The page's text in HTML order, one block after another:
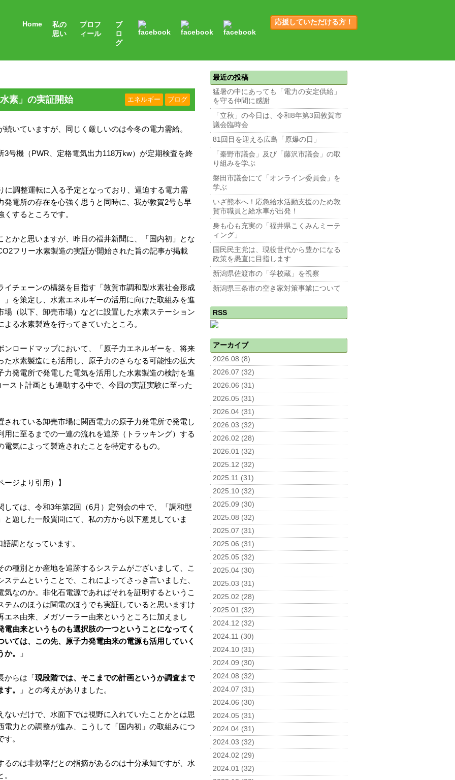
Home
私の
思い
プロフ
ィール
ブ
ロ
グ
応援していただける方！
素」の実証開始 エネルギー ブログ
いていますが、同じく厳しいのは今冬の電力需給。
3号機（PWR、定格電気出力118万kw）が定期検査を終
に調整運転に入る予定となっており、逼迫する電力需
発電所の存在を心強く思うと同時に、我が敦賀2号も早
するところです。
とかと思いますが、昨日の福井新聞に、「国内初」とな
フリー水素製造の実証が開始された旨の記事が掲載
イチェーンの構築を目指す「敦賀市調和型水素社会形成
」を策定し、水素エネルギーの活用に向けた取組みを進
場（以下、卸売市場）などに設置した水素ステーション
る水素製造を行ってきていたところ。
ンロードマップにおいて、「原子力エネルギーを、将来
た水素製造にも活用し、原子力のさらなる可能性の拡大
力発電所で発電した電気を活用した水素製造の検討を進
スト計画とも連動する中で、今回の実証実験に至った
されている卸売市場に関西電力の原子力発電所で発電し
用に至るまでの一連の流れを追跡（トラッキング）する
気によって製造されたことを特定するもの。
ージより引用）】
しては、令和3年第2回（6月）定例会の中で、「調和型
と題した一般質問にて、私の方から以下意見していま
調となっています。
の種別とか産地を追跡するシステムがございまして、こ
テムということで、これによってさっき言いました、
気なのか。非化石電源であればそれを証明するというこ
テムのほうは関電のほうでも実証していると思いますけ
エネ由来、メガソーラー由来というところに加えまし
電由来というものも選択肢の一つということになってく
いては、この先、原子力発電由来の電源も活用していく
。
」
からは「現段階では、そこまでの計画というか調査まで
。
」との考えがありました。
ないだけで、水面下では視野に入れていたことかとは思
電力との調整が進み、こうして「国内初」の取組みにつ
。
るのは非効率だとの指摘があるのは十分承知ですが、水
最近の投稿
猛暑の中にあっても「電力の安定供給」
を守る仲間に感謝
「立秋」の今日は、令和8年第3回敦賀市
議会臨時会
81回目を迎える広島「原爆の日」
「秦野市議会」及び「藤沢市議会」の取
り組みを学ぶ
磐田市議会にて「オンライン委員会」を
学ぶ
いざ熊本へ！応急給水活動支援のため敦
賀市職員と給水車が出発！
身も心も充実の「福井県こくみんミーテ
ィング」
国民民主党は、現役世代から豊かになる
政策を愚直に目指します
新潟県佐渡市の「学校蔵」を視察
新潟県三条市の空き家対策事業について
RSS
アーカイブ
2026.08 (8)
2026.07 (32)
2026.06 (31)
2026.05 (31)
2026.04 (31)
2026.03 (32)
2026.02 (28)
2026.01 (32)
2025.12 (32)
2025.11 (31)
2025.10 (32)
2025.09 (30)
2025.08 (32)
2025.07 (31)
2025.06 (31)
2025.05 (32)
2025.04 (30)
2025.03 (31)
2025.02 (28)
2025.01 (32)
2024.12 (32)
2024.11 (30)
2024.10 (31)
2024.09 (30)
2024.08 (32)
2024.07 (31)
2024.06 (30)
2024.05 (31)
2024.04 (31)
2024.03 (32)
2024.02 (29)
2024.01 (32)